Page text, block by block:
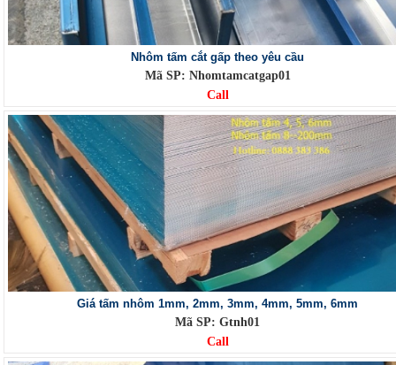
Nhôm tấm cắt gấp theo yêu cầu
Mã SP: Nhomtamcatgap01
Call
Giá tấm nhôm 1mm, 2mm, 3mm, 4mm, 5mm, 6mm
Mã SP: Gtnh01
Call